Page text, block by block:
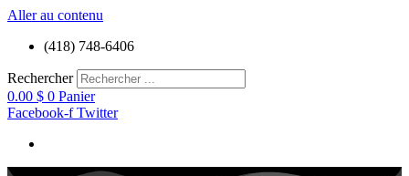
Aller au contenu
(418) 748-6406
Rechercher
0.00 $ 0 Panier
Facebook-f Twitter